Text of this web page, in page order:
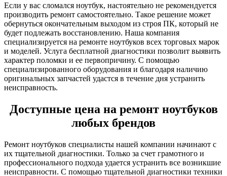
Если у вас сломался ноутбук, настоятельно не рекомендуется
производить ремонт самостоятельно. Такое решение может
обернуться окончательным выходом из строя ПК, который не
будет подлежать восстановлению. Наша компания
специализируется на ремонте ноутбуков всех торговых марок
и моделей. Услуга бесплатной диагностики позволит выявить
характер поломки и ее первопричину. С помощью
специализированного оборудования и благодаря наличию
оригинальных запчастей удастся в течение дня устранить
неисправность.
Доступные цена на ремонт ноутбуков
любых брендов
Ремонт ноутбуков специалисты нашей компании начинают с
их тщательной диагностики. Только за счет грамотного и
профессионального подхода удается устранить все возникшие
неисправности. С помощью тщательной диагностики техники